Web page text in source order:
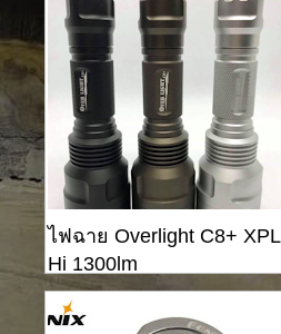
ไฟฉาย Overlight C8+ XPL
Hi 1300lm